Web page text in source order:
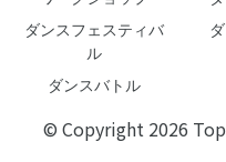
ダンスフェスティバ
ル
ダンスバトル
© Copyright 2026